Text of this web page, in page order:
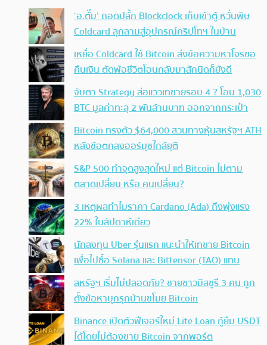
‘อ.ตั๊ม’ ถอดปลั้ก Blockclock เก็บเข้าตู้ หวั่นพิษ
Coldcard ลุกลามสู่อุปกรณ์คริปโทฯ ในบ้าน
เหยื่อ Coldcard ใช้ Bitcoin ส่งข้อความหาโจรขอ
คืนเงิน ตัดพ้อชีวิตโอนกลับมาสักนิดก็ยังดี
จับตา Strategy ส่อแววเทขายรอบ 4 ? โอน 1,030
BTC มูลค่าทะลุ 2 พันล้านบาท ออกจากกระเป๋า
Bitcoin ทรงตัว $64,000 สวนทางหุ้นสหรัฐฯ ATH
หลังข้อตกลงฮอร์มุซใกล้ยุติ
S&P 500 ทำจุดสูงสุดใหม่ แต่ Bitcoin ไม่ตาม
ตลาดเปลี่ยน หรือ คนเปลี่ยน?
3 เหตุผลทำไมราคา Cardano (Ada) ถึงพุ่งแรง
22% ในสัปดาห์เดียว
นักลงทุน Uber รุ่นแรก แนะนำให้เทขาย Bitcoin
เพื่อไปซื้อ Solana และ Bittensor (TAO) แทน
สหรัฐฯ เริ่มไม่ปลอดภัย? ชายชาวมิสซูรี 3 คน ถูก
ตั้งข้อหาบุกรุกบ้านขโมย Bitcoin
Binance เปิดตัวฟีเจอร์ใหม่ Lite Loan กู้ยืม USDT
ได้โดยไม่ต้องขาย Bitcoin จากพอร์ต